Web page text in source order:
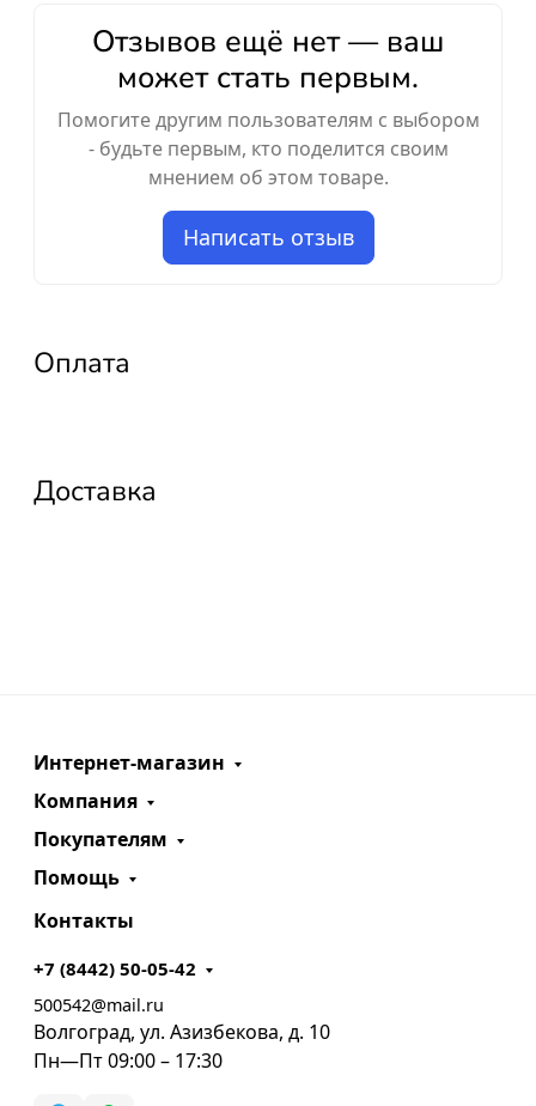
Отзывов ещё нет — ваш
может стать первым.
Помогите другим пользователям с выбором
- будьте первым, кто поделится своим
мнением об этом товаре.
Написать отзыв
Оплата
Доставка
Интернет-магазин
Компания
Покупателям
Помощь
Контакты
+7 (8442) 50-05-42
500542@mail.ru
Волгоград, ул. Азизбекова, д. 10
Пн—Пт 09:00 – 17:30